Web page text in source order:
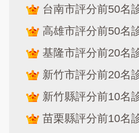
台南市評分前50名
高雄市評分前50名
基隆市評分前20名
新竹市評分前20名
新竹縣評分前10名
苗栗縣評分前10名